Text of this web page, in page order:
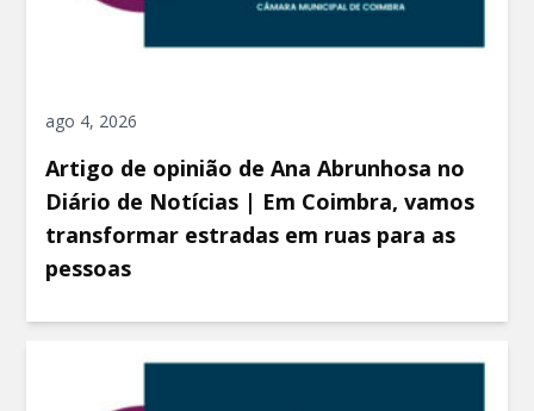
ago 4, 2026
Artigo de opinião de Ana Abrunhosa no
Diário de Notícias | Em Coimbra, vamos
transformar estradas em ruas para as
pessoas